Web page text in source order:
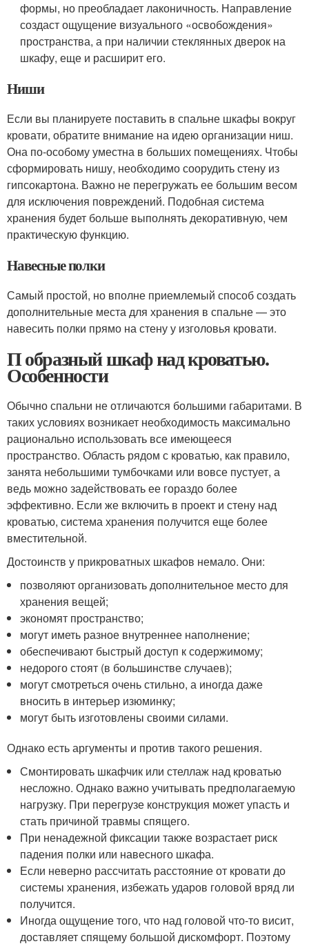
формы, но преобладает лаконичность. Направление
создаст ощущение визуального «освобождения»
пространства, а при наличии стеклянных дверок на
шкафу, еще и расширит его.
Ниши
Если вы планируете поставить в спальне шкафы вокруг
кровати, обратите внимание на идею организации ниш.
Она по-особому уместна в больших помещениях. Чтобы
сформировать нишу, необходимо соорудить стену из
гипсокартона. Важно не перегружать ее большим весом
для исключения повреждений. Подобная система
хранения будет больше выполнять декоративную, чем
практическую функцию.
Навесные полки
Самый простой, но вполне приемлемый способ создать
дополнительные места для хранения в спальне — это
навесить полки прямо на стену у изголовья кровати.
П образный шкаф над кроватью.
Особенности
Обычно спальни не отличаются большими габаритами. В
таких условиях возникает необходимость максимально
рационально использовать все имеющееся
пространство. Область рядом с кроватью, как правило,
занята небольшими тумбочками или вовсе пустует, а
ведь можно задействовать ее гораздо более
эффективно. Если же включить в проект и стену над
кроватью, система хранения получится еще более
вместительной.
Достоинств у прикроватных шкафов немало. Они:
позволяют организовать дополнительное место для
хранения вещей;
экономят пространство;
могут иметь разное внутреннее наполнение;
обеспечивают быстрый доступ к содержимому;
недорого стоят (в большинстве случаев);
могут смотреться очень стильно, а иногда даже
вносить в интерьер изюминку;
могут быть изготовлены своими силами.
Однако есть аргументы и против такого решения.
Смонтировать шкафчик или стеллаж над кроватью
несложно. Однако важно учитывать предполагаемую
нагрузку. При перегрузе конструкция может упасть и
стать причиной травмы спящего.
При ненадежной фиксации также возрастает риск
падения полки или навесного шкафа.
Если неверно рассчитать расстояние от кровати до
системы хранения, избежать ударов головой вряд ли
получится.
Иногда ощущение того, что над головой что-то висит,
доставляет спящему большой дискомфорт. Поэтому